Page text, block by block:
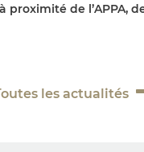
proximité de l’APPA,
les actualités